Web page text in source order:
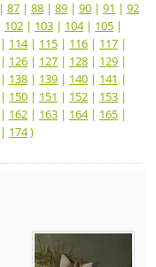
| 87 | 88 | 89 | 90 | 91 | 92
102 | 103 | 104| 105 |
| 114| 115 | 116 | 117 |
| 126 | 127 | 128 | 129 |
| 138 | 139 | 140 | 141 |
| 150 | 151 | 152 | 153 |
| 162 | 163 | 164| 165 |
| 174)